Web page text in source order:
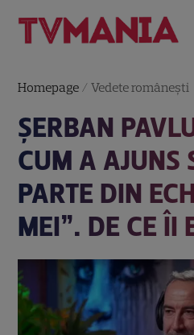
Homepage /Vedete româneşti
ȘERBAN
CUM A AJUNS
PARTE DIN
MEI”. DE CE ÎI